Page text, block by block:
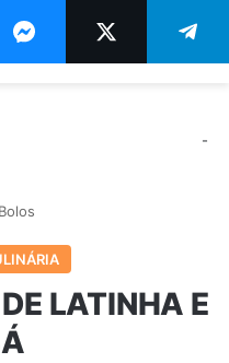
-
Bolos
LATINHA E